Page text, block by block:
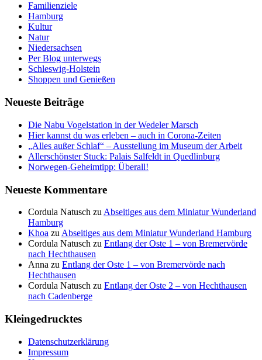
Familienziele
Hamburg
Kultur
Natur
Niedersachsen
Per Blog unterwegs
Schleswig-Holstein
Shoppen und Genießen
Neueste Beiträge
Die Nabu Vogelstation in der Wedeler Marsch
Hier kannst du was erleben – auch in Corona-Zeiten
„Alles außer Schlaf“ – Ausstellung im Museum der Arbeit
Allerschönster Stuck: Palais Salfeldt in Quedlinburg
Norwegen-Geheimtipp: Überall!
Neueste Kommentare
Cordula Natusch zu Abseitiges aus dem Miniatur Wunderland
Hamburg
Khoa zu Abseitiges aus dem Miniatur Wunderland Hamburg
Cordula Natusch zu Entlang der Oste 1 – von Bremervörde
nach Hechthausen
Anna zu Entlang der Oste 1 – von Bremervörde nach
Hechthausen
Cordula Natusch zu Entlang der Oste 2 – von Hechthausen
nach Cadenberge
Kleingedrucktes
Datenschutzerklärung
Impressum